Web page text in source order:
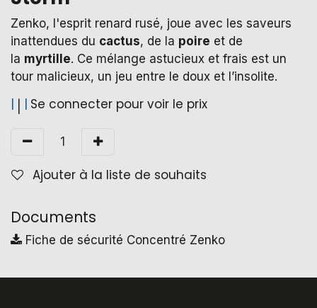
Zenko, l'esprit renard rusé, joue avec les saveurs
inattendues du cactus, de la poire et de
la myrtille. Ce mélange astucieux et frais est un
tour malicieux, un jeu entre le doux et l’insolite.
| | Se connecter pour voir le prix
Ajouter à la liste de souhaits
Documents
Fiche de sécurité Concentré Zenko